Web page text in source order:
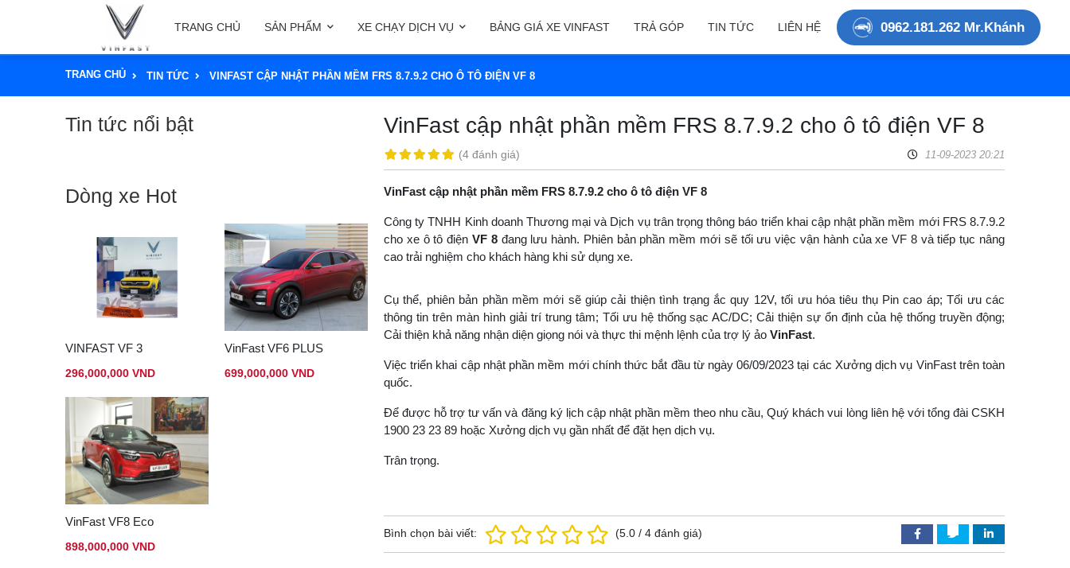
TRANG CHỦ SẢN PHẨM XE CHẠY DỊCH VỤ BẢNG GIÁ XE VINFAST TRẢ GÓP TIN TỨC LIÊN HỆ 0962.181.262 Mr.Khánh
TRANG CHỦ TIN TỨC VINFAST CẬP NHẬT PHẦN MỀM FRS 8.7.9.2 CHO Ô TÔ ĐIỆN VF 8
Tin tức nổi bật
Dòng xe Hot
VINFAST VF 3
296,000,000 VND
VinFast VF6 PLUS
699,000,000 VND
VinFast VF8 Eco
898,000,000 VND
VinFast cập nhật phần mềm FRS 8.7.9.2 cho ô tô điện VF 8
(4 đánh giá) 11-09-2023 20:21
VinFast cập nhật phần mềm FRS 8.7.9.2 cho ô tô điện VF 8
Công ty TNHH Kinh doanh Thương mại và Dịch vụ trân trọng thông báo triển khai cập nhật phần mềm mới FRS 8.7.9.2
cho xe ô tô điện VF 8đang lưu hành. Phiên bản phần mềm mới sẽ tối ưu việc vận hành của xe VF 8 và tiếp tục nâng
cao trải nghiệm cho khách hàng khi sử dụng xe.
Cụ thể, phiên bản phần mềm mới sẽ giúp cải thiện tình trạng ắc quy 12V, tối ưu hóa tiêu thụ Pin cao áp; Tối ưu các
thông tin trên màn hình giải trí trung tâm; Tối ưu hệ thống sạc AC/DC; Cải thiện sự ổn định của hệ thống truyền động;
Cải thiện khả năng nhận diện giọng nói và thực thi mệnh lệnh của trợ lý ảo VinFast.
Việc triển khai cập nhật phần mềm mới chính thức bắt đầu từ ngày 06/09/2023 tại các Xưởng dịch vụ VinFast trên toàn
quốc.
Để được hỗ trợ tư vấn và đăng ký lịch cập nhật phần mềm theo nhu cầu, Quý khách vui lòng liên hệ với tổng đài CSKH
1900 23 23 89 hoặc Xưởng dịch vụ gần nhất để đặt hẹn dịch vụ.
Trân trọng.
Bình chọn bài viết: (5.0 / 4 đánh giá)